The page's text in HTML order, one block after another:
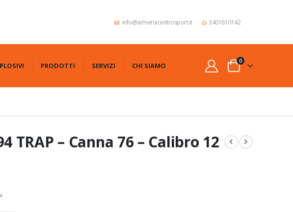
info@armeriacentrosport.it 3401610142
PRODOTTI SERVIZI CHI SIAMO
0
TRAP – Canna 76 – Calibro 12